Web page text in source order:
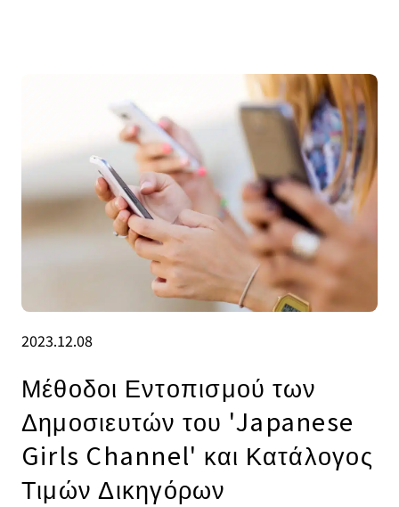
2023.12.08
Μέθοδοι Εντοπισμού των
Δημοσιευτών του 'Japanese
Girls Channel' και Κατάλογος
Τιμών Δικηγόρων